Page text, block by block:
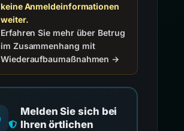
keine Anmeldeinformationen
weiter.
Erfahren Sie mehr über Betrug
im Zusammenhang mit
Wiederaufbaumaßnahmen →
Melden Sie sich bei
Ihren örtlichen